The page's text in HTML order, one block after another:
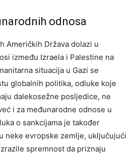
odnosa
Američkih Država dolazi u
između Izraela i Palestine na
situacija u Gazi se
globalnih politika, odluke koje
dalekosežne posljedice, ne
i za međunarodne odnose u
o sankcijama je također
neke evropske zemlje, uključujući
spremnost da priznaju